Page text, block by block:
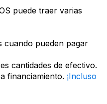
puede traer varias
cuando pueden pagar
cantidades de efectivo.
financiamiento. ¡Incluso